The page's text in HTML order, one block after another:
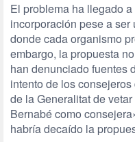
El problema ha llegado
incorporación pese a ser
donde cada organismo
embargo, la propuesta
han denunciado fuentes
intento de los consejeros
de la Generalitat de
Bernabé como
habría decaído la